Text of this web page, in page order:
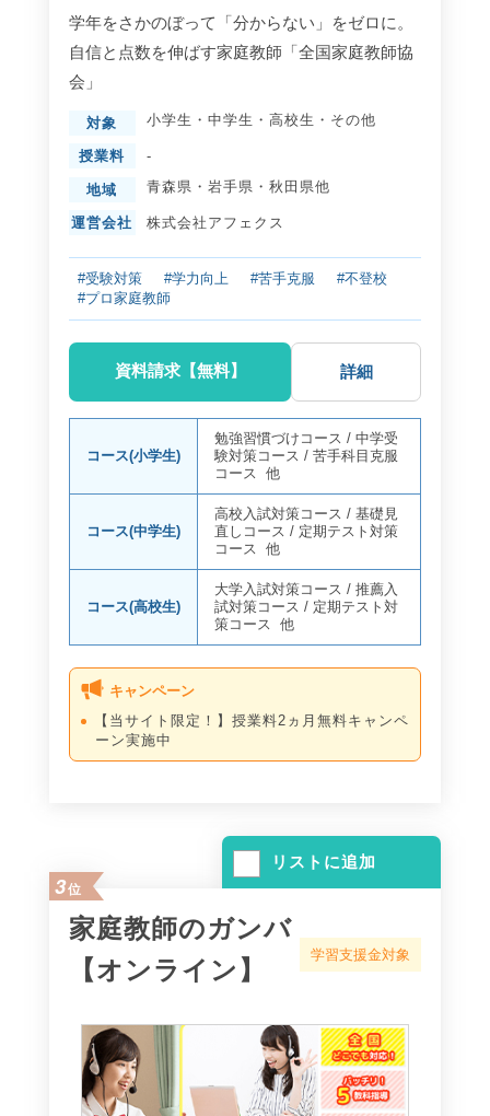
学年をさかのぼって「分からない」をゼロに。
自信と点数を伸ばす家庭教師「全国家庭教師協
会」
対象 小学生 ・ 中学生 ・ 高校生 ・ その他
授業料 -
地域 青森県 ・ 岩手県 ・ 秋田県他
運営会社 株式会社アフェクス
#受験対策 #学力向上 #苦手克服
#不登校
#プロ家庭教師
資料請求【無料】 詳細
コース(小学生)
勉強習慣づけコース /中学受
験対策コース /苦手科目克服
コース 他
コース(中学生)
高校入試対策コース /基礎見
直しコース /定期テスト対策
コース 他
コース(高校生)
大学入試対策コース /推薦入
試対策コース /定期テスト対
策コース 他
キャンペーン
【当サイト限定！】授業料2ヵ月無料キャンペ
ーン実施中
リストに追加
3位
家庭教師のガンバ
【オンライン】
学習支援金対象